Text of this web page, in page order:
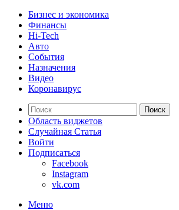
Бизнес и экономика
Финансы
Hi-Tech
Авто
События
Назначения
Видео
Коронавирус
Поиск
Область виджетов
Случайная Статья
Войти
Подписаться
Facebook
Instagram
vk.com
Меню